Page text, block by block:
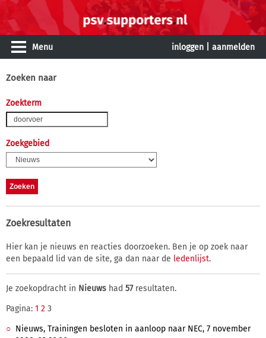
Menu inloggen aanmelden
Zoeken naar
Zoekterm
Zoekgebied
Zoekresultaten
Hier kan je nieuws en reacties doorzoeken. Ben je op zoek naar
een bepaald lid van de site, ga dan naar de ledenlijst.
Je zoekopdracht in Nieuws had 57resultaten.
Pagina: 1 2 3
Nieuws, Trainingen besloten in aanloop naar NEC, 7 november